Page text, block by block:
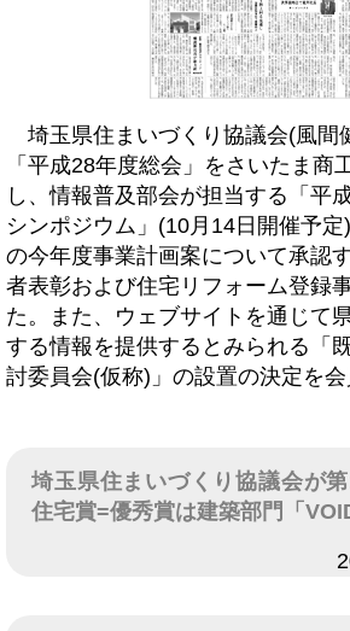
埼玉県住まいづくり協議会(風間
「平成28年度総会」をさいたま商
し、情報普及部会が担当する「平
シンポジウム」(10月14日開催予
の今年度事業計画案について承認
者表彰および住宅リフォーム登録
た。また、ウェブサイトを通じて
する情報を提供するとみられる「
討委員会(仮称)」の設置の決定を会
埼玉県住まいづくり協議会が
住宅賞=優秀賞は建築部門「